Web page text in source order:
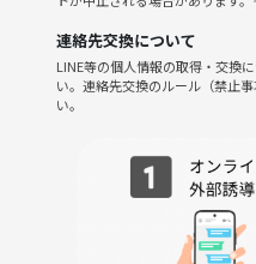
連絡先交換について
LINE等の個人情報の取得・交換
い。連絡先交換のルール（禁止
い。